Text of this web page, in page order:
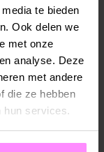
te bieden
Ook delen we
met onze
analyse. Deze
met andere
die ze hebben
hun services.
bevestiging in